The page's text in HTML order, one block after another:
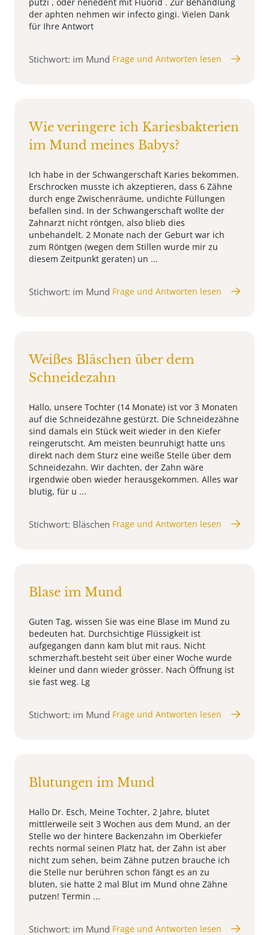
der aphten nehmen wir infecto gingi. Vielen Dank
für Ihre Antwort
Stichwort: im Mund Frage und Antworten lesen
Wie veringere ich Kariesbakterien
im Mund meines Babys?
Ich habe in der Schwangerschaft Karies bekommen.
Erschrocken musste ich akzeptieren, dass 6 Zähne
durch enge Zwischenräume, undichte Füllungen
befallen sind. In der Schwangerschaft wollte der
Zahnarzt nicht röntgen, also blieb dies
unbehandelt. 2 Monate nach der Geburt war ich
zum Röntgen (wegen dem Stillen wurde mir zu
diesem Zeitpunkt geraten) un ...
Stichwort: im Mund Frage und Antworten lesen
Weißes Bläschen über dem
Schneidezahn
Hallo, unsere Tochter (14 Monate) ist vor 3 Monaten
auf die Schneidezähne gestürzt. Die Schneidezähne
sind damals ein Stück weit wieder in den Kiefer
reingerutscht. Am meisten beunruhigt hatte uns
direkt nach dem Sturz eine weiße Stelle über dem
Schneidezahn. Wir dachten, der Zahn wäre
irgendwie oben wieder herausgekommen. Alles war
blutig, für u ...
Stichwort: Bläschen Frage und Antworten lesen
Blase im Mund
Guten Tag, wissen Sie was eine Blase im Mund zu
bedeuten hat. Durchsichtige Flüssigkeit ist
aufgegangen dann kam blut mit raus. Nicht
schmerzhaft.besteht seit über einer Woche wurde
kleiner und dann wieder grösser. Nach Öffnung ist
sie fast weg. Lg
Stichwort: im Mund Frage und Antworten lesen
Blutungen im Mund
Hallo Dr. Esch, Meine Tochter, 2 Jahre, blutet
mittlerweile seit 3 Wochen aus dem Mund, an der
Stelle wo der hintere Backenzahn im Oberkiefer
rechts normal seinen Platz hat, der Zahn ist aber
nicht zum sehen, beim Zähne putzen brauche ich
die Stelle nur berühren schon fängt es an zu
bluten, sie hatte 2 mal Blut im Mund ohne Zähne
putzen! Termin ...
Stichwort: im Mund Frage und Antworten lesen